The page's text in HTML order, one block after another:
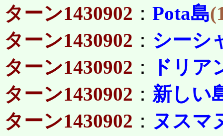
ターン1430902 ： Pota島
ターン1430902 ： シーシ
ターン1430902 ：
ドリア
ターン1430902 ： 新しい
ターン1430902 ： ヌスマ